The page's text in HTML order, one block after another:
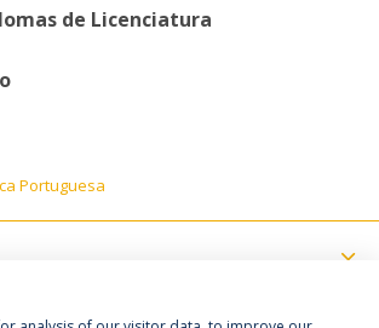
de Licenciatura
Portuguesa